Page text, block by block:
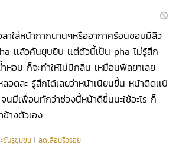
าใส่หน้ากากนานๆหรืออากาศร้อนชอบมีสิว
เเล้วคันยุบยิบ เเต่ตัวนี้เป็น pha ไม่รู้สึก
หอม ก็จะทำให้ไม่มีกลิ่น เหมือนฟีลยาเลย
อดละ รู้สึกได้เลยว่าหน้าเนียนขึ้น หน้าติดเเป้
นมีเพื่อนทักว่าช่วงนี้หน้าดีขึ้นนะใช้อะไร ก็
ข้างตัวเอง
ชับรูขุมขน |ลดเลือนริ้วรอย